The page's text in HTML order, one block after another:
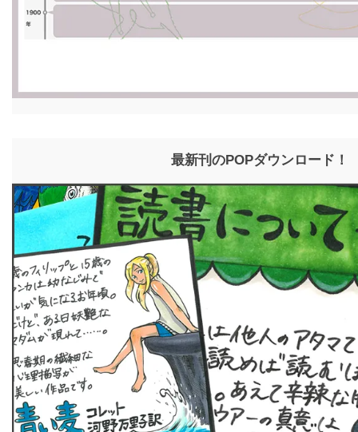
最新刊のPOPダウンロード！